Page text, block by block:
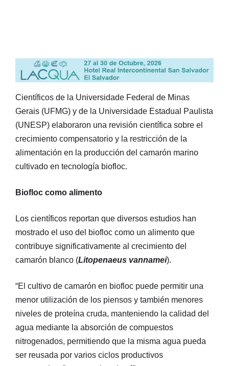
Científicos de la Universidade Federal de Minas
Gerais (UFMG) y de la Universidade Estadual Paulista
(UNESP) elaboraron una revisión científica sobre el
crecimiento compensatorio y la restricción de la
alimentación en la producción del camarón marino
cultivado en tecnología biofloc.
Biofloc como alimento
Los científicos reportan que diversos estudios han
mostrado el uso del biofloc como un alimento que
contribuye significativamente al crecimiento del
camarón blanco (Litopenaeus vannamei).
“El cultivo de camarón en biofloc puede permitir una
menor utilización de los piensos y también menores
niveles de proteína cruda, manteniendo la calidad del
agua mediante la absorción de compuestos
nitrogenados, permitiendo que la misma agua pueda
ser reusada por varios ciclos productivos